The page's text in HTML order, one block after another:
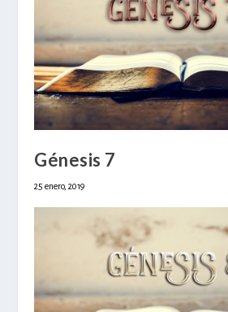
Génesis 7
25 enero, 2019